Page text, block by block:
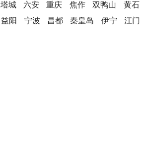
塔城 六安 重庆 焦作 双鸭山 黄石
益阳 宁波 昌都 秦皇岛 伊宁 江门